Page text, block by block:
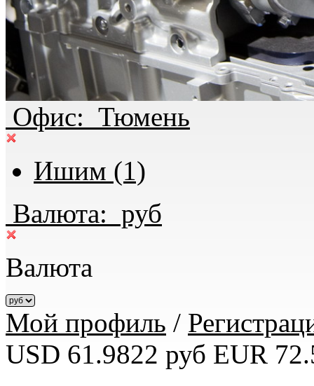
Офис: Тюмень
Ишим (1)
Валюта: руб
Валюта
Мой профиль /
USD 61.9822 руб EUR